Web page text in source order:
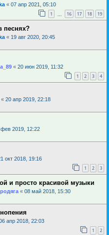
« 07 апр 2021, 05:10
1 16 17 18 19
песнях?
« 19 авг 2020, 20:45
« 20 июн 2019, 11:32
1 2 3 4
« 20 апр 2019, 22:18
2019, 12:22
окт 2018, 19:16
1 2 3
и просто красивой музыки
« 08 май 2018, 15:30
апр 2018, 22:03
1 2